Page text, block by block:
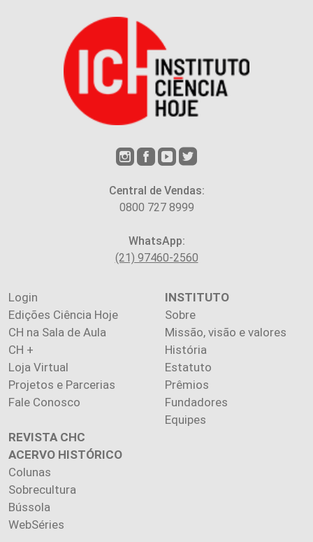
Central de Vendas:
0800 727 8999
WhatsApp:
(21) 97460-2560
Login
Edições Ciência Hoje
CH na Sala de Aula
CH +
Loja Virtual
Projetos e Parcerias
Fale Conosco
INSTITUTO
Sobre
Missão, visão e valores
História
Estatuto
Prêmios
Fundadores
Equipes
REVISTA CHC
ACERVO HISTÓRICO
Colunas
Sobrecultura
Bússola
WebSéries